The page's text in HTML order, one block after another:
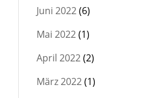
Juni 2022(6)
Mai 2022(1)
April 2022(2)
März 2022(1)